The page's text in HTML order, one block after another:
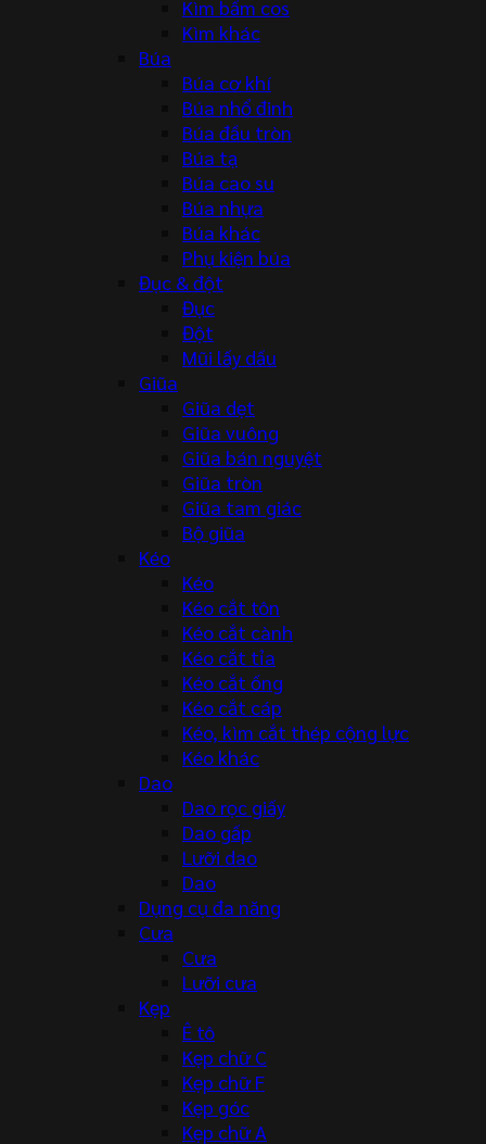
Kìm bấm cos
Kìm khác
Búa
Búa cơ khí
Búa nhổ đinh
Búa đầu tròn
Búa tạ
Búa cao su
Búa nhựa
Búa khác
Phụ kiện búa
Đục & đột
Đục
Đột
Mũi lấy dấu
Giũa
Giũa dẹt
Giũa vuông
Giũa bán nguyệt
Giũa tròn
Giũa tam giác
Bộ giũa
Kéo
Kéo
Kéo cắt tôn
Kéo cắt cành
Kéo cắt tỉa
Kéo cắt ống
Kéo cắt cáp
Kéo, kìm cắt thép cộng lực
Kéo khác
Dao
Dao rọc giấy
Dao gấp
Lưỡi dao
Dao
Dụng cụ đa năng
Cưa
Cưa
Lưỡi cưa
Kẹp
Ê tô
Kẹp chữ C
Kẹp chữ F
Kẹp góc
Kẹp chữ A